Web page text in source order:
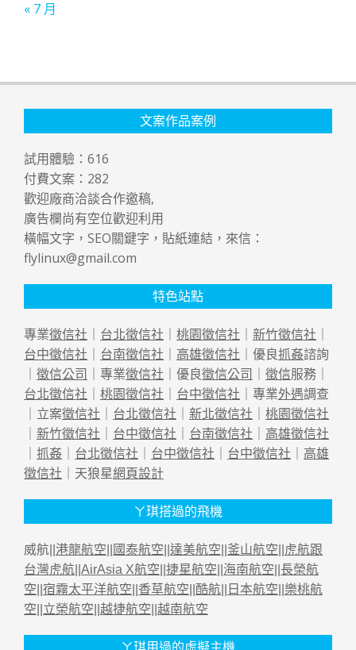
« 7 月
文案作品案例
試用體驗： 616
付費文案： 282
歡迎廠商洽談合作邀稿,
廣告欄尚有空位歡迎利用
橫幅文字，SEO關鍵字，貼紙連結，來信：
flylinux@gmail.com
特色站點
專業徵信社 ｜ 台北徵信社 ｜ 桃園徵信社 ｜ 新竹徵信社 ｜
台中徵信社 ｜ 台南徵信社 ｜ 高雄徵信社 ｜優良抓姦諮詢
｜ 徵信公司 ｜專業徵信社 ｜優良徵信公司 ｜ 徵信服務｜
台北徵信社 ｜ 桃園徵信社 ｜ 台中徵信社 ｜專業外遇調查
｜立案徵信社 ｜ 台北徵信社 ｜ 新北徵信社 ｜ 桃園徵信社
｜ 新竹徵信社 ｜ 台中徵信社 ｜ 台南徵信社 ｜ 高雄徵信社
｜ 抓姦 ｜ 台北徵信社 ｜ 台中徵信社 ｜ 台中徵信社 ｜ 高雄
徵信社 ｜天狼星網頁設計
ㄚ琪搭過的飛機
威航|| 港龍航空 國泰航空 達美航空 釜山航空
虎航跟
台灣虎航 AirAsia X航空 捷星航空 海南航空 長榮航
空 宿霧太平洋航空 香草航空 酷航 日本航空 樂桃航
空 立榮航空 越捷航空 越南航空